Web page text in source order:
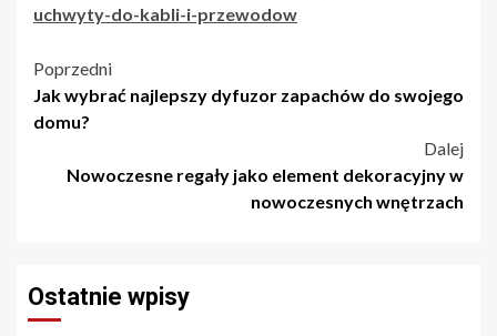
uchwyty-do-kabli-i-przewodow
Nawigacja
wpisu
Poprzedni
Jak wybrać najlepszy dyfuzor zapachów do swojego
domu?
Dalej
Nowoczesne regały jako element dekoracyjny w
nowoczesnych wnętrzach
Ostatnie wpisy